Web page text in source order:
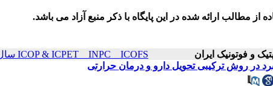
از مطالب ارائه شده در این پایگاه با ذکر منبع آزاد می باشد.
ICOP & ICPET _ INPC _ ICOFS سال۲۰ صفحات ۱۵۰۸-۱۵۰۵
در روش ترکیبی تحویل دارو و درمان حرارتی